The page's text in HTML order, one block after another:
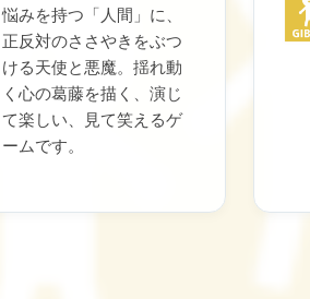
悩みを持つ「人間」に、
正反対のささやきをぶつ
ける天使と悪魔。揺れ動
く心の葛藤を描く、演じ
て楽しい、見て笑えるゲ
ームです。